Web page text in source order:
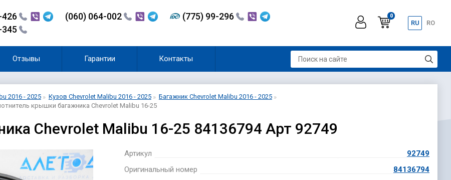
426 (060) 064-002
(775) 99-296
345
0
RU RO
Отзывы Гарантии Контакты
2016 - 2025 Кузов Chevrolet Malibu 2016 - 2025
Багажник Chevrolet Malibu 2016 - 2025
крышки багажника Chevrolet Malibu 16-25
Chevrolet Malibu 16-25 84136794 Арт 92749
Артикул
92749
Оригинальный номер
84136794